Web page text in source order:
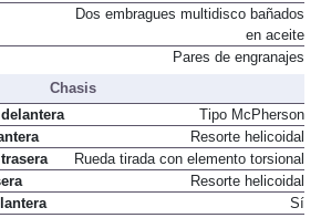
No disponible
Dos embragues multidisco bañados
en aceite
Chasis
Tipo McPherson
Resorte helicoidal
Rueda tirada con elemento torsional
Resorte helicoidal